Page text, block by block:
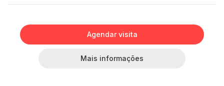
Agendar visita
Mais informações